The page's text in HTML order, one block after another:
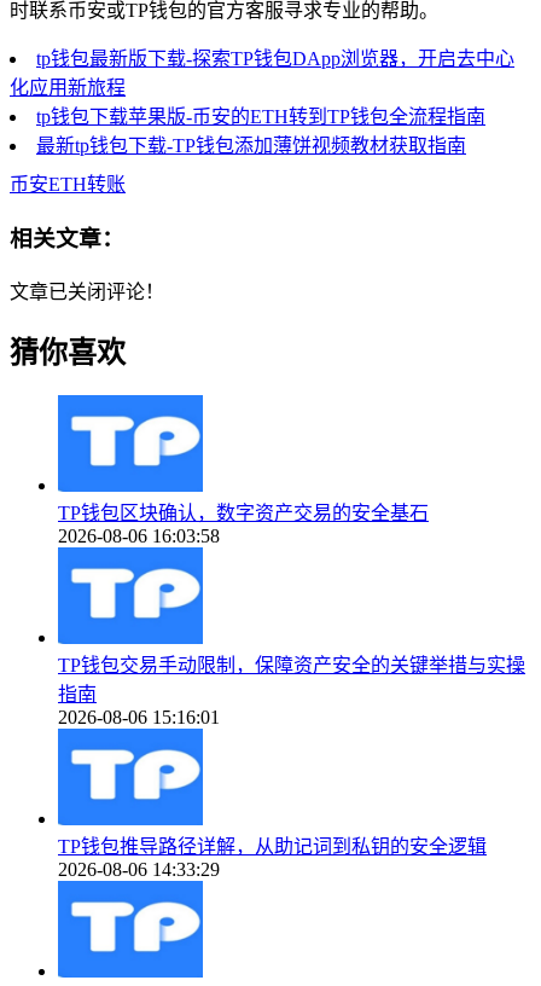
时联系币安或TP钱包的官方客服寻求专业的帮助。
tp钱包最新版下载-探索TP钱包DApp浏览器，开启去中心
化应用新旅程
tp钱包下载苹果版-币安的ETH转到TP钱包全流程指南
最新tp钱包下载-TP钱包添加薄饼视频教材获取指南
币安ETH转账
相关文章：
文章已关闭评论！
猜你喜欢
TP钱包区块确认，数字资产交易的安全基石
2026-08-06 16:03:58
TP钱包交易手动限制，保障资产安全的关键举措与实操
指南
2026-08-06 15:16:01
TP钱包推导路径详解，从助记词到私钥的安全逻辑
2026-08-06 14:33:29